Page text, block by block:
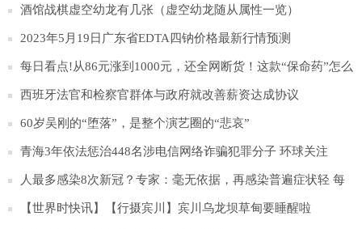
页面获得方法）
酒馆战棋虚空幼龙有几张（虚空幼龙随从属性一览）
2023年5月19日广东省EDTA四钠价格最新行情预测
每日看点!从86元涨到1000元，还全网断货！这款“保命药”怎么
了
西班牙法官和检察官群体与政府就改善薪资达成协议
60岁吴刚的“堕落”，是整个演艺圈的“悲哀”
青海3年依法惩治448名涉电信网络诈骗犯罪分子 环球关注
人最多感染8次新冠？专家：毫无依据，再感染普遍症状轻 每
日热门
【世界时快讯】【行摄宾川】宾川乌龙坝草甸要睡醒啦